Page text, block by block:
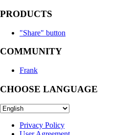
PRODUCTS
"Share" button
COMMUNITY
Frank
CHOOSE LANGUAGE
Privacy Policy